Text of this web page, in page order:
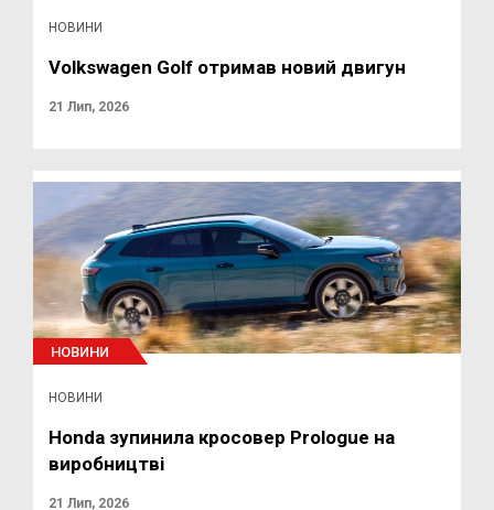
НОВИНИ
Volkswagen Golf отримав новий двигун
21 Лип, 2026
НОВИНИ
НОВИНИ
Honda зупинила кросовер Prologue на
виробництві
21 Лип, 2026